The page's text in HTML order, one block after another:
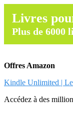
Livres
Plus de 6000
Offres Amazon
Kindle Unlimited |
Accédez à des